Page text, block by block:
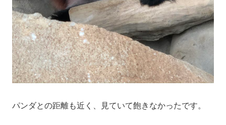
パンダとの距離も近く、見ていて飽きなかったです。